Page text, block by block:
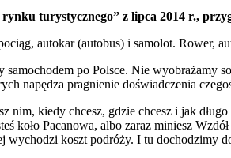
turystycznego” z lipca 2014 r.,
autokar (autobus) i samolot. Rower,
po Polsce. Nie wyobrażamy
napędza pragnienie doświadczenia
nim, kiedy chcesz, gdzie chcesz i jak
koło Pacanowa, albo zaraz miniesz
wychodzi koszt podróży. I tu dochodzimy